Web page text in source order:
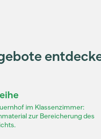
im Klassenzimmer:
zur Bereicherung des